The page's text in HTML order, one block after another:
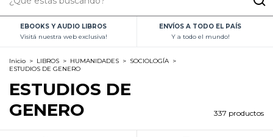
EBOOKS Y AUDIO LIBROS
Visitá nuestra web exclusiva!
ENVÍOS A TODO EL PAÍS
Y a todo el mundo!
Inicio > LIBROS > HUMANIDADES > SOCIOLOGÍA >
ESTUDIOS DE GENERO
ESTUDIOS DE
GENERO
337 productos